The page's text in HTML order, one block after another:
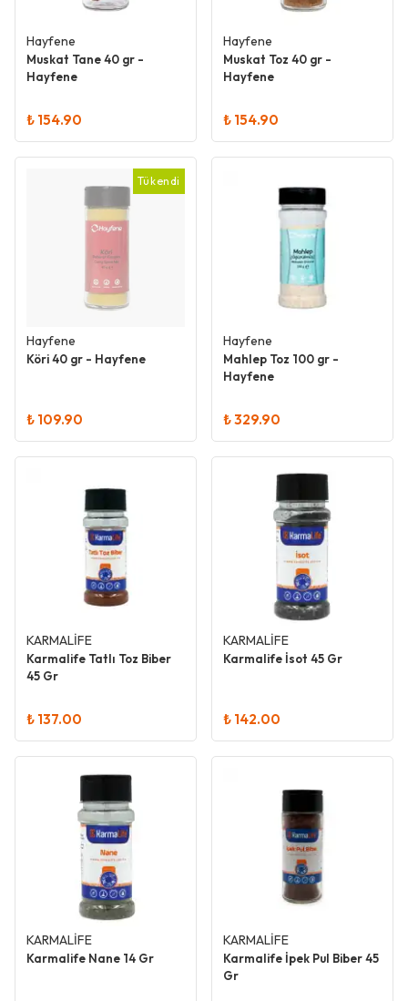
Hayfene
Muskat Tane 40 gr -
Hayfene
₺ 154.90
Hayfene
Muskat Toz 40 gr -
Hayfene
₺ 154.90
Tükendi
Hayfene
Köri 40 gr - Hayfene
₺ 109.90
Hayfene
Mahlep Toz 100 gr -
Hayfene
₺ 329.90
KARMALİFE
Karmalife Tatlı Toz Biber
45 Gr
₺ 137.00
KARMALİFE
Karmalife İsot 45 Gr
₺ 142.00
KARMALİFE
Karmalife Nane 14 Gr
KARMALİFE
Karmalife İpek Pul Biber 45
Gr